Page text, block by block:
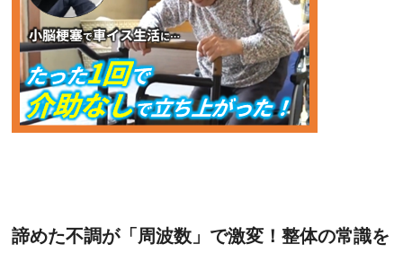
諦めた不調が「周波数」で激変！整体の常識を